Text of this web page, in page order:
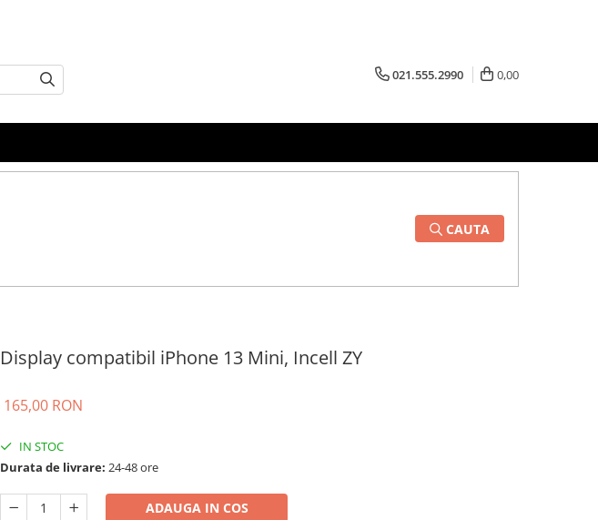
021.555.2990 0,00
CAUTA
Display compatibil iPhone 13 Mini, Incell ZY
165,00 RON
IN STOC
Durata de livrare: 24-48 ore
ADAUGA IN COS